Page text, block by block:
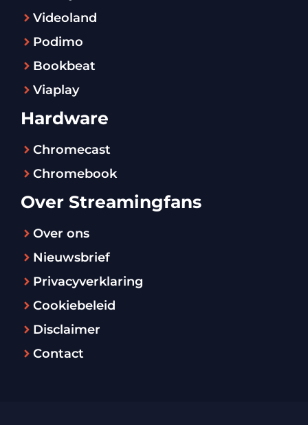
Videoland
Podimo
Bookbeat
Viaplay
Hardware
Chromecast
Chromebook
Over Streamingfans
Over ons
Nieuwsbrief
Privacyverklaring
Cookiebeleid
Disclaimer
Contact